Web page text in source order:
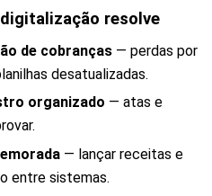
resolve
de cobranças — perdas por
desatualizadas.
organizado — atas e
— lançar receitas e
entre sistemas.